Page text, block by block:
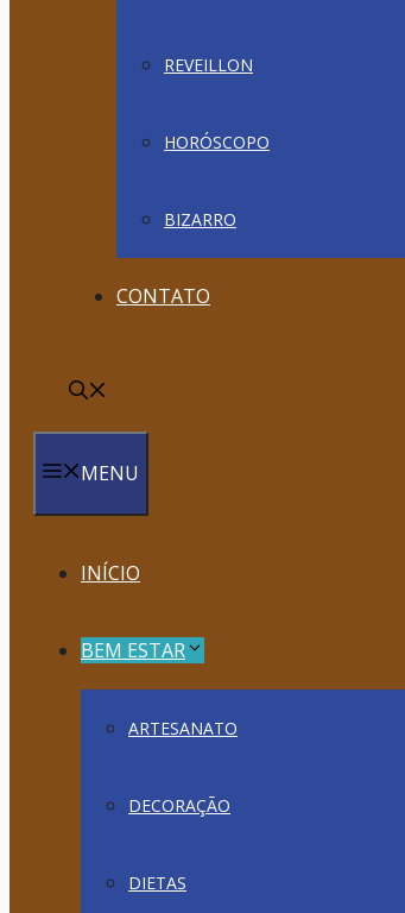
REVEILLON
HORÓSCOPO
BIZARRO
CONTATO
MENU
INÍCIO
BEM ESTAR
ARTESANATO
DECORAÇÃO
DIETAS